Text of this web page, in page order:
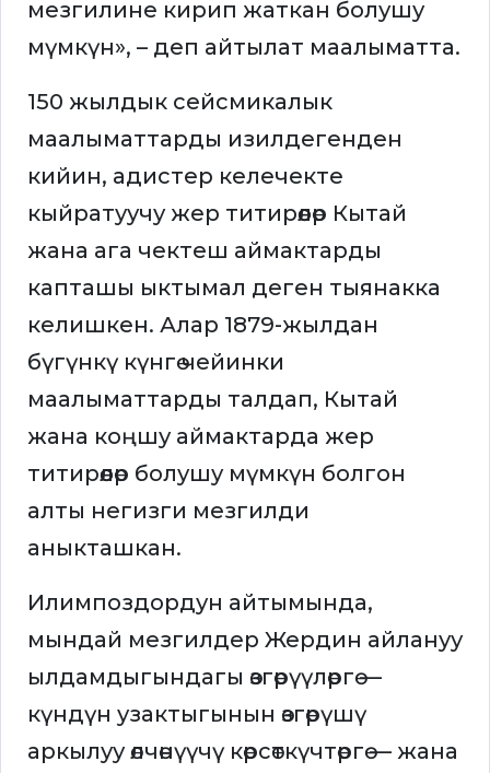
мезгилине кирип жаткан болушу
мүмкүн», – деп айтылат маалыматта.
150 жылдык сейсмикалык
маалыматтарды изилдегенден
кийин, адистер келечекте
кыйратуучу жер титирөөлөр Кытай
жана ага чектеш аймактарды
капташы ыктымал деген тыянакка
келишкен. Алар 1879-жылдан
бүгүнкү күнгө чейинки
маалыматтарды талдап, Кытай
жана коңшу аймактарда жер
титирөөлөр болушу мүмкүн болгон
алты негизги мезгилди
аныкташкан.
Илимпоздордун айтымында,
мындай мезгилдер Жердин айлануу
ылдамдыгындагы өзгөрүүлөргө —
күндүн узактыгынын өзгөрүшү
аркылуу өлчөнүүчү көрсөткүчтөргө — жана